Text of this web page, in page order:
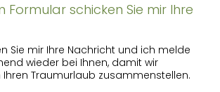
Formular schicken Sie mir Ihre
Sie mir Ihre Nachricht und ich melde
wieder bei Ihnen, damit wir
Traumurlaub zusammenstellen.